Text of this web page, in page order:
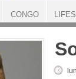
CONGO